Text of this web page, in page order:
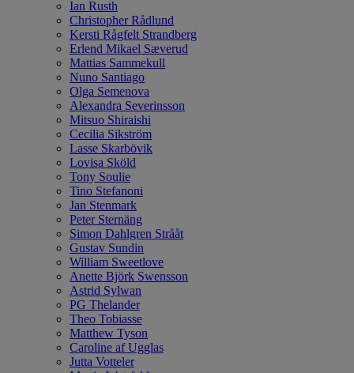
Ian Rusth
Christopher Rådlund
Kersti Rågfelt Strandberg
Erlend Mikael Sæverud
Mattias Sammekull
Nuno Santiago
Olga Semenova
Alexandra Severinsson
Mitsuo Shiraishi
Cecilia Sikström
Lasse Skarbövik
Lovisa Sköld
Tony Soulie
Tino Stefanoni
Jan Stenmark
Peter Sternäng
Simon Dahlgren Strååt
Gustav Sundin
William Sweetlove
Anette Björk Swensson
Astrid Sylwan
PG Thelander
Theo Tobiasse
Matthew Tyson
Caroline af Ugglas
Jutta Votteler